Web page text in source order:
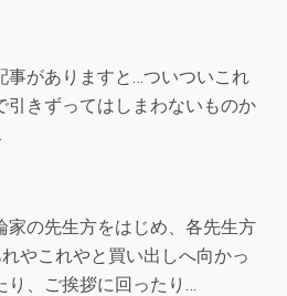
事がありますと…ついついこれ
引きずってはしまわないものか
家の先生方をはじめ、各先生方
やこれやと買い出しへ向かっ
り、ご挨拶に回ったり…